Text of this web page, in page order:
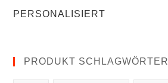
PERSONALISIERT
PRODUKT SCHLAGWÖRTER